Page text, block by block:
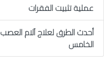
عملية تثبيت الفقرات
أحدث الطرق لعلاج آلام العصب
الخامس